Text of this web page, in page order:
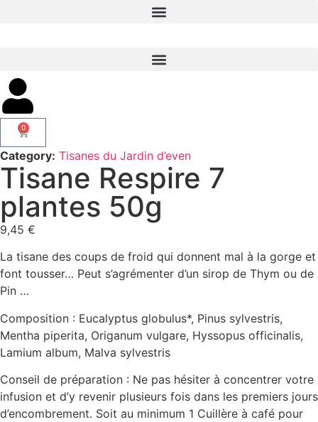
0
Category: Tisanes du Jardin d’even
Tisane Respire 7
plantes 50g
9,45 €
La tisane des coups de froid qui donnent mal à la gorge et
font tousser… Peut s’agrémenter d’un sirop de Thym ou de
Pin …
Composition : Eucalyptus globulus*, Pinus sylvestris,
Mentha piperita, Origanum vulgare, Hyssopus officinalis,
Lamium album, Malva sylvestris
Conseil de préparation : Ne pas hésiter à concentrer votre
infusion et d’y revenir plusieurs fois dans les premiers jours
d’encombrement. Soit au minimum 1 Cuillère à café pour